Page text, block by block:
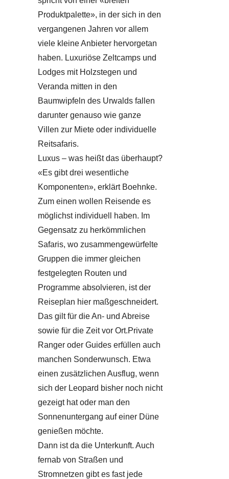
Produktpalette», in der sich in den
vergangenen Jahren vor allem
viele kleine Anbieter hervorgetan
haben. Luxuriöse Zeltcamps und
Lodges mit Holzstegen und
Veranda mitten in den
Baumwipfeln des Urwalds fallen
darunter genauso wie ganze
Villen zur Miete oder individuelle
Reitsafaris.
Luxus – was heißt das überhaupt?
«Es gibt drei wesentliche
Komponenten», erklärt Boehnke.
Zum einen wollen Reisende es
möglichst individuell haben. Im
Gegensatz zu herkömmlichen
Safaris, wo zusammengewürfelte
Gruppen die immer gleichen
festgelegten Routen und
Programme absolvieren, ist der
Reiseplan hier maßgeschneidert.
Das gilt für die An- und Abreise
sowie für die Zeit vor Ort.Private
Ranger oder Guides erfüllen auch
manchen Sonderwunsch. Etwa
einen zusätzlichen Ausflug, wenn
sich der Leopard bisher noch nicht
gezeigt hat oder man den
Sonnenuntergang auf einer Düne
genießen möchte.
Dann ist da die Unterkunft. Auch
fernab von Straßen und
Stromnetzen gibt es fast jede